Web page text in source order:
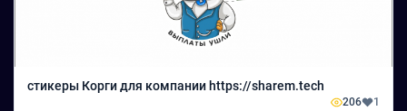
стикеры Корги для компании https://sharem.tech
206 1